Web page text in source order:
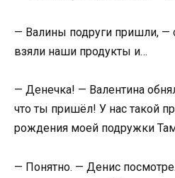
— Валины подруги пришли, —
взяли наши продукты и…
— Денечка! — Валентина
что ты пришёл! У нас такой
рождения моей подружки
— Понятно. — Денис